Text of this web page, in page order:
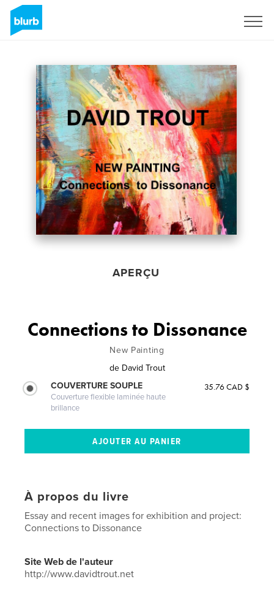
APERÇU
Connections to Dissonance
New Painting
de David Trout
COUVERTURE SOUPLE
Couverture flexible laminée haute
brillance
35.76 CAD $
À propos du livre
Essay and recent images for exhibition and project:
Connections to Dissonance
Site Web de l'auteur
http://www.davidtrout.net